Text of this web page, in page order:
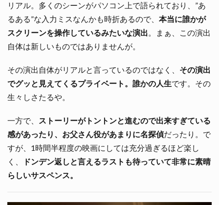
リアル。多くのシーンがパソコン上で語られており、”あ
るある”な入力ミスなんかも時折あるので、 本当に誰かが
スクリーンを操作しているみたいな演出。まぁ、この演出
自体は新しいものではありませんが。
その演出自体がリアルと言っているのではなく、 その演出
でグッと見えてくるプライベート。誰かの人生です。その
生々しさたるや。
一方で、
ストーリーがトントンと進むので出来すぎている
感があったり、お父さん役があまりに名探偵だったり。で
すが、1時間半程度の映画にしては充分過ぎるほど楽し
く、
ドンデン返しと言えるラストも待っていて非常に素晴
らしいサスペンス。